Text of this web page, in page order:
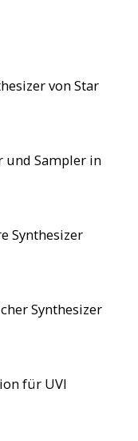
von Star
und Sampler in
Synthesizer
Synthesizer
für UVI